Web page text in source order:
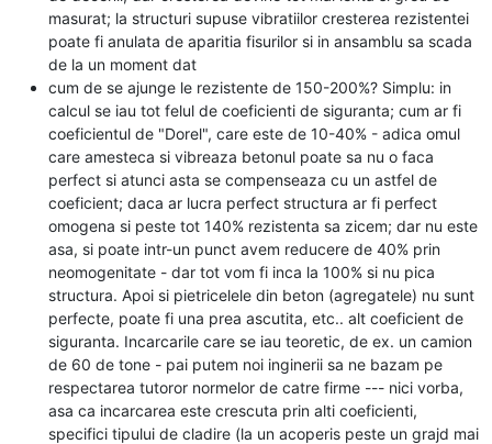
masurat; la structuri supuse vibratiilor cresterea rezistentei
poate fi anulata de aparitia fisurilor si in ansamblu sa scada
de la un moment dat
cum de se ajunge le rezistente de 150-200%? Simplu: in
calcul se iau tot felul de coeficienti de siguranta; cum ar fi
coeficientul de "Dorel", care este de 10-40% - adica omul
care amesteca si vibreaza betonul poate sa nu o faca
perfect si atunci asta se compenseaza cu un astfel de
coeficient; daca ar lucra perfect structura ar fi perfect
omogena si peste tot 140% rezistenta sa zicem; dar nu este
asa, si poate intr-un punct avem reducere de 40% prin
neomogenitate - dar tot vom fi inca la 100% si nu pica
structura. Apoi si pietricelele din beton (agregatele) nu sunt
perfecte, poate fi una prea ascutita, etc.. alt coeficient de
siguranta. Incarcarile care se iau teoretic, de ex. un camion
de 60 de tone - pai putem noi inginerii sa ne bazam pe
respectarea tutoror normelor de catre firme --- nici vorba,
asa ca incarcarea este crescuta prin alti coeficienti,
specifici tipului de cladire (la un acoperis peste un grajd mai